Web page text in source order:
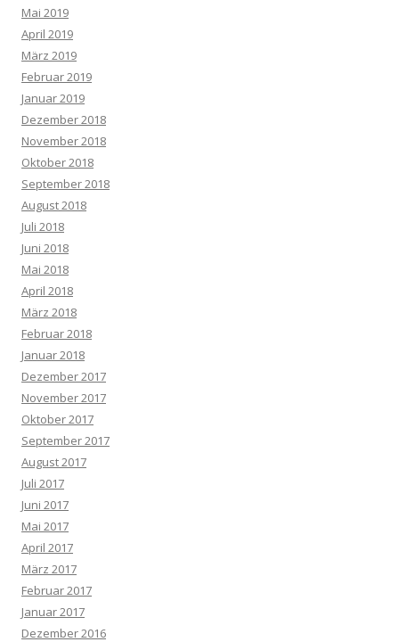
Mai 2019
April 2019
März 2019
Februar 2019
Januar 2019
Dezember 2018
November 2018
Oktober 2018
September 2018
August 2018
Juli 2018
Juni 2018
Mai 2018
April 2018
März 2018
Februar 2018
Januar 2018
Dezember 2017
November 2017
Oktober 2017
September 2017
August 2017
Juli 2017
Juni 2017
Mai 2017
April 2017
März 2017
Februar 2017
Januar 2017
Dezember 2016